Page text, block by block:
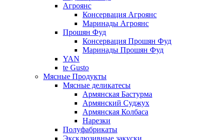
Агроянс
Консервация Агроянс
Маринады Агроянс
Прошян Фуд
Консервация Прошян Фуд
Маринады Прошян Фуд
YAN
te Gusto
Мясные Продукты
Мясные деликатесы
Армянская Бастурма
Армянский Суджух
Армянская Колбаса
Нарезки
Полуфабрикаты
Эксклюзивные закуски